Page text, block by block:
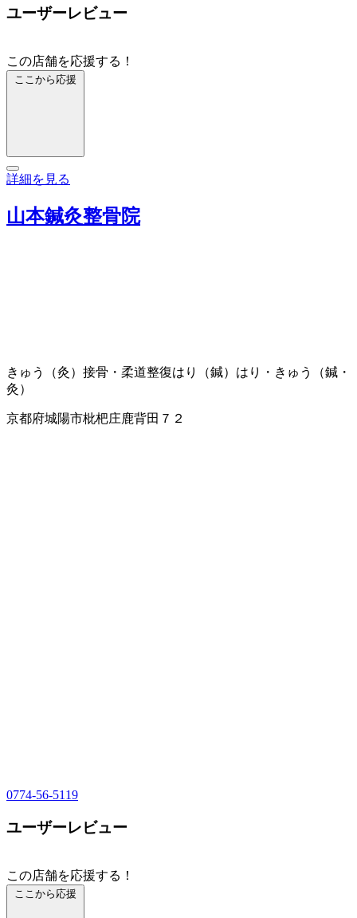
ユーザーレビュー
この店舗を応援する！
ここから応援
詳細を見る
山本鍼灸整骨院
きゅう（灸） 接骨・柔道整復はり（鍼） はり・きゅう（鍼・
灸）
京都府城陽市枇杷庄鹿背田７２
0774-56-5119
ユーザーレビュー
この店舗を応援する！
ここから応援